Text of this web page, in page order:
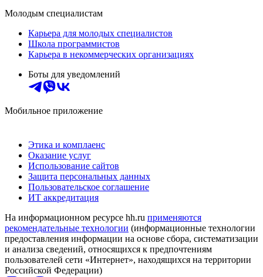
Молодым специалистам
Карьера для молодых специалистов
Школа программистов
Карьера в некоммерческих организациях
Боты для уведомлений
Мобильное приложение
Этика и комплаенс
Оказание услуг
Использование сайтов
Защита персональных данных
Пользовательское соглашение
ИТ аккредитация
На информационном ресурсе hh.ru применяются
рекомендательные технологии (информационные технологии
предоставления информации на основе сбора, систематизации
и анализа сведений, относящихся к предпочтениям
пользователей сети «Интернет», находящихся на территории
Российской Федерации)